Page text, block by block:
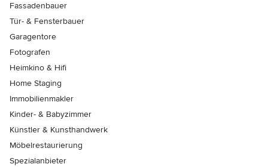
Fassadenbauer
Tür- & Fensterbauer
Garagentore
Fotografen
Heimkino & Hifi
Home Staging
Immobilienmakler
Kinder- & Babyzimmer
Künstler & Kunsthandwerk
Möbelrestaurierung
Spezialanbieter